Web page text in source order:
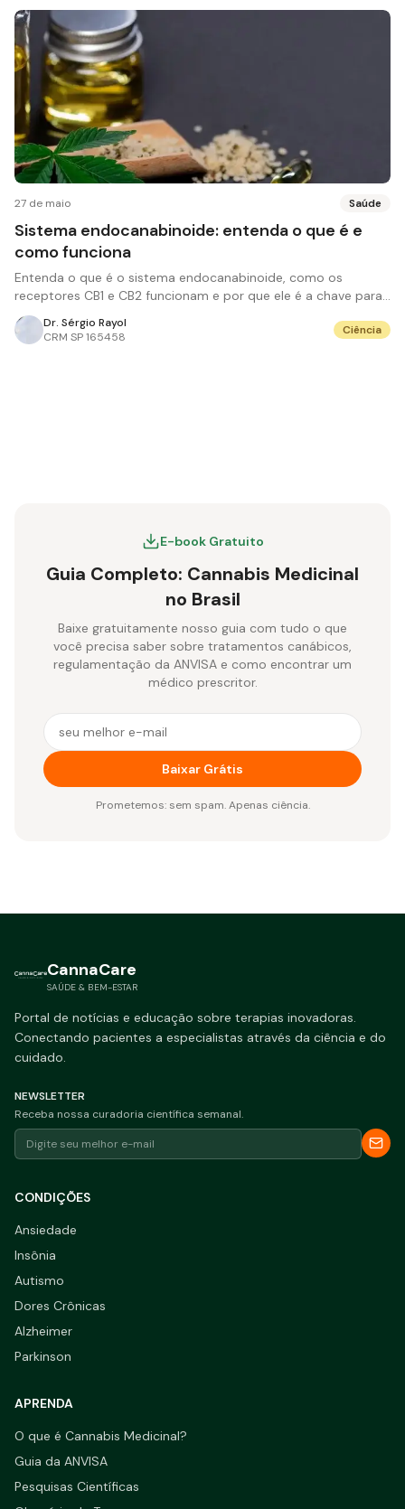
27 de maio Saúde
Sistema endocanabinoide: entenda o que é e
como funciona
Entenda o que é o sistema endocanabinoide, como os
receptores CB1 e CB2 funcionam e por que ele é a chave para
a homeostase e tratamentos com cannabis.
Dr. Sérgio Rayol
CRM SP 165458 Ciência
E-book Gratuito
Guia Completo: Cannabis Medicinal
no Brasil
Baixe gratuitamente nosso guia com tudo o que
você precisa saber sobre tratamentos canábicos,
regulamentação da ANVISA e como encontrar um
médico prescritor.
E-mail para receber o e-book gratuito
Baixar Grátis
Prometemos: sem spam. Apenas ciência.
CannaCare
SAÚDE & BEM-ESTAR
Portal de notícias e educação sobre terapias inovadoras.
Conectando pacientes a especialistas através da ciência e do
cuidado.
NEWSLETTER
Receba nossa curadoria científica semanal.
CONDIÇÕES
Ansiedade
Insônia
Autismo
Dores Crônicas
Alzheimer
Parkinson
APRENDA
O que é Cannabis Medicinal?
Guia da ANVISA
Pesquisas Científicas